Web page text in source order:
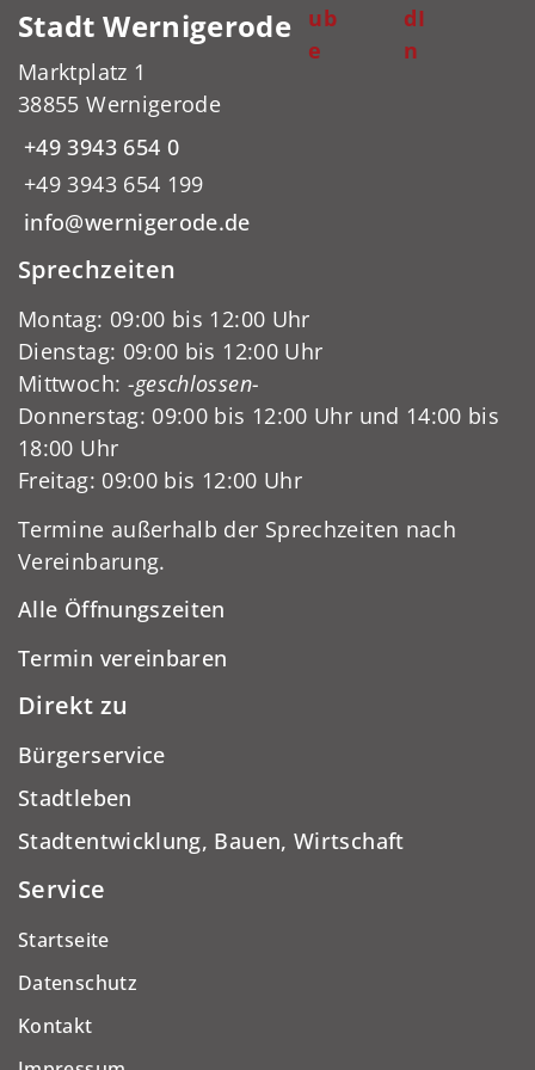
ub
e
dI
n
Stadt Wernigerode
Marktplatz 1
38855 Wernigerode
+49 3943 654 0
+49 3943 654 199
info@wernigerode.de
Sprechzeiten
Montag: 09:00 bis 12:00 Uhr
Dienstag: 09:00 bis 12:00 Uhr
Mittwoch: -geschlossen-
Donnerstag: 09:00 bis 12:00 Uhr und 14:00 bis
18:00 Uhr
Freitag: 09:00 bis 12:00 Uhr
Termine außerhalb der Sprechzeiten nach
Vereinbarung.
Alle Öffnungszeiten
Termin vereinbaren
Direkt zu
Bürgerservice
Stadtleben
Stadtentwicklung, Bauen, Wirtschaft
Service
Startseite
Datenschutz
Kontakt